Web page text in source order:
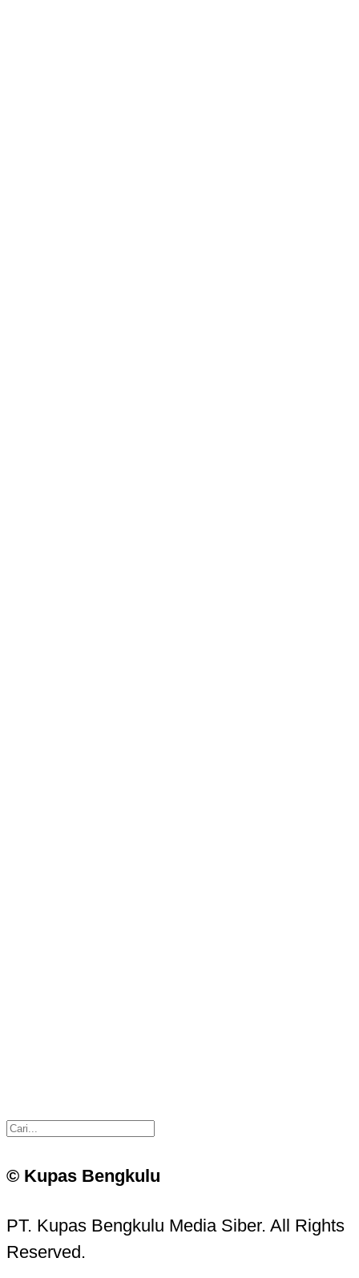
© Kupas Bengkulu
PT. Kupas Bengkulu Media Siber. All Rights
Reserved.